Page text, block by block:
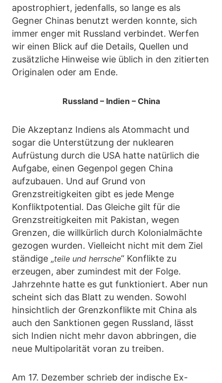
apostrophiert, jedenfalls, so lange es als
Gegner Chinas benutzt werden konnte, sich
immer enger mit Russland verbindet. Werfen
wir einen Blick auf die Details, Quellen und
zusätzliche Hinweise wie üblich in den zitierten
Originalen oder am Ende.
Russland – Indien – China
Die Akzeptanz Indiens als Atommacht und
sogar die Unterstützung der nuklearen
Aufrüstung durch die USA hatte natürlich die
Aufgabe, einen Gegenpol gegen China
aufzubauen. Und auf Grund von
Grenzstreitigkeiten gibt es jede Menge
Konfliktpotential. Das Gleiche gilt für die
Grenzstreitigkeiten mit Pakistan, wegen
Grenzen, die willkürlich durch Kolonialmächte
gezogen wurden. Vielleicht nicht mit dem Ziel
ständige „teile und herrsche“ Konflikte zu
erzeugen, aber zumindest mit der Folge.
Jahrzehnte hatte es gut funktioniert. Aber nun
scheint sich das Blatt zu wenden. Sowohl
hinsichtlich der Grenzkonflikte mit China als
auch den Sanktionen gegen Russland, lässt
sich Indien nicht mehr davon abbringen, die
neue Multipolarität voran zu treiben.
Am 17. Dezember schrieb der indische Ex-